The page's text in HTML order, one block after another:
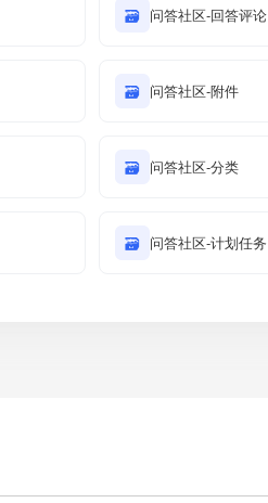
🗃 问答社区-回答评论
🗃 问答社区-附件
🗃 问答社区-分类
🗃 问答社区-计划任务